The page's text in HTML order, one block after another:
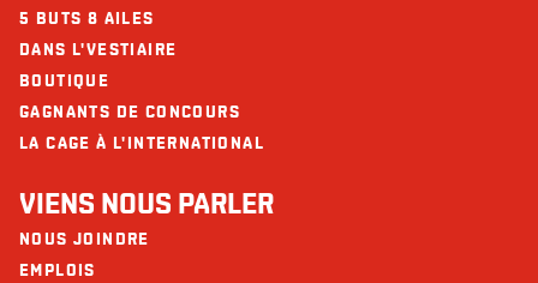
5 BUTS 8 AILES
DANS L'VESTIAIRE
BOUTIQUE
GAGNANTS DE CONCOURS
LA CAGE À L'INTERNATIONAL
VIENS NOUS PARLER
NOUS JOINDRE
EMPLOIS